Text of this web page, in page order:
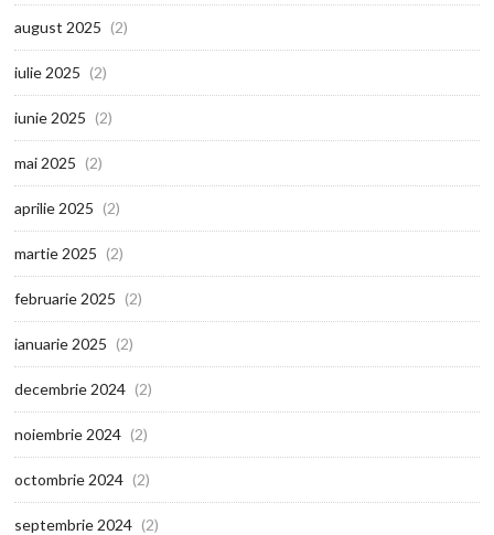
august 2025 (2)
iulie 2025 (2)
iunie 2025 (2)
mai 2025 (2)
aprilie 2025 (2)
martie 2025 (2)
februarie 2025 (2)
ianuarie 2025 (2)
decembrie 2024 (2)
noiembrie 2024 (2)
octombrie 2024 (2)
septembrie 2024 (2)